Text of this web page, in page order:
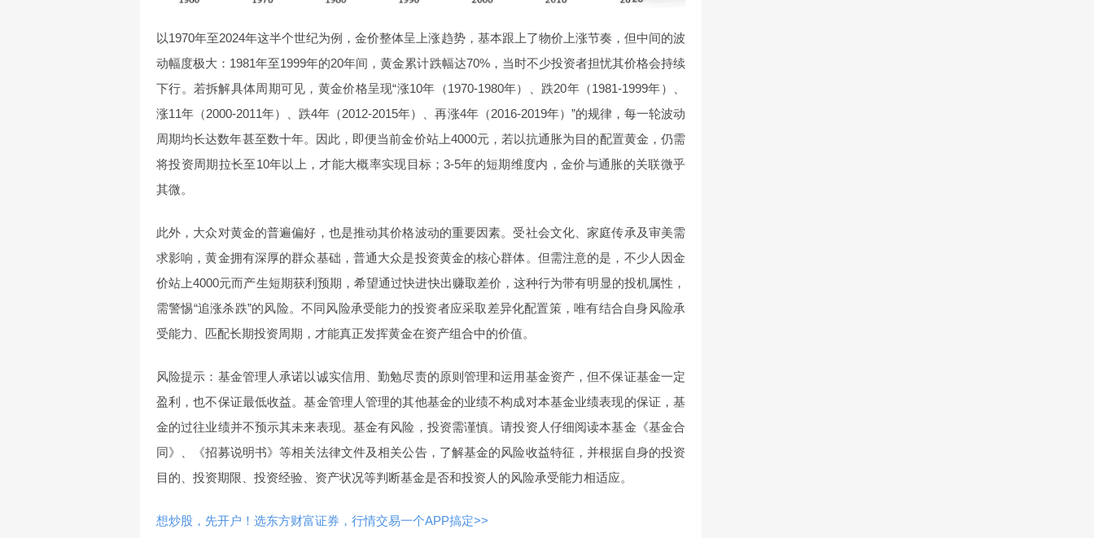
以1970年至2024年这半个世纪为例，金价整体呈上涨趋势，基本跟上了物价上涨节奏，但中间的波
动幅度极大：1981年至1999年的20年间，黄金累计跌幅达70%，当时不少投资者担忧其价格会持续
下行。若拆解具体周期可见，黄金价格呈现“涨10年（1970-1980年）、跌20年（1981-1999年）、
涨11年（2000-2011年）、跌4年（2012-2015年）、再涨4年（2016-2019年）”的规律，每一轮波动
周期均长达数年甚至数十年。因此，即便当前金价站上4000元，若以抗通胀为目的配置黄金，仍需
将投资周期拉长至10年以上，才能大概率实现目标；3-5年的短期维度内，金价与通胀的关联微乎
其微。
此外，大众对黄金的普遍偏好，也是推动其价格波动的重要因素。受社会文化、家庭传承及审美需
求影响，黄金拥有深厚的群众基础，普通大众是投资黄金的核心群体。但需注意的是，不少人因金
价站上4000元而产生短期获利预期，希望通过快进快出赚取差价，这种行为带有明显的投机属性，
需警惕“追涨杀跌”的风险。不同风险承受能力的投资者应采取差异化配置策，唯有结合自身风险承
受能力、匹配长期投资周期，才能真正发挥黄金在资产组合中的价值。
风险提示：基金管理人承诺以诚实信用、勤勉尽责的原则管理和运用基金资产，但不保证基金一定
盈利，也不保证最低收益。基金管理人管理的其他基金的业绩不构成对本基金业绩表现的保证，基
金的过往业绩并不预示其未来表现。基金有风险，投资需谨慎。请投资人仔细阅读本基金《基金合
同》、《招募说明书》等相关法律文件及相关公告，了解基金的风险收益特征，并根据自身的投资
目的、投资期限、投资经验、资产状况等判断基金是否和投资人的风险承受能力相适应。
想炒股，先开户！选东方财富证券，行情交易一个APP搞定>>